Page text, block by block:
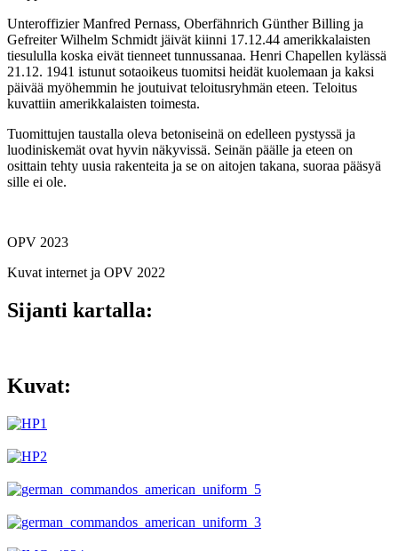
Unteroffizier Manfred Pernass, Oberfähnrich Günther Billing ja
Gefreiter Wilhelm Schmidt jäivät kiinni 17.12.44 amerikkalaisten
tiesululla koska eivät tienneet tunnussanaa. Henri Chapellen kylässä
21.12. 1941 istunut sotaoikeus tuomitsi heidät kuolemaan ja kaksi
päivää myöhemmin he joutuivat teloitusryhmän eteen. Teloitus
kuvattiin amerikkalaisten toimesta.
Tuomittujen taustalla oleva betoniseinä on edelleen pystyssä ja
luodiniskemät ovat hyvin näkyvissä. Seinän päälle ja eteen on
osittain tehty uusia rakenteita ja se on aitojen takana, suoraa pääsyä
sille ei ole.
OPV 2023
Kuvat internet ja OPV 2022
Sijanti kartalla:
Kuvat: